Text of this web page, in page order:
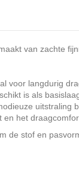
van zachte
voor langdurig
is als
uitstraling
en het
de stof en